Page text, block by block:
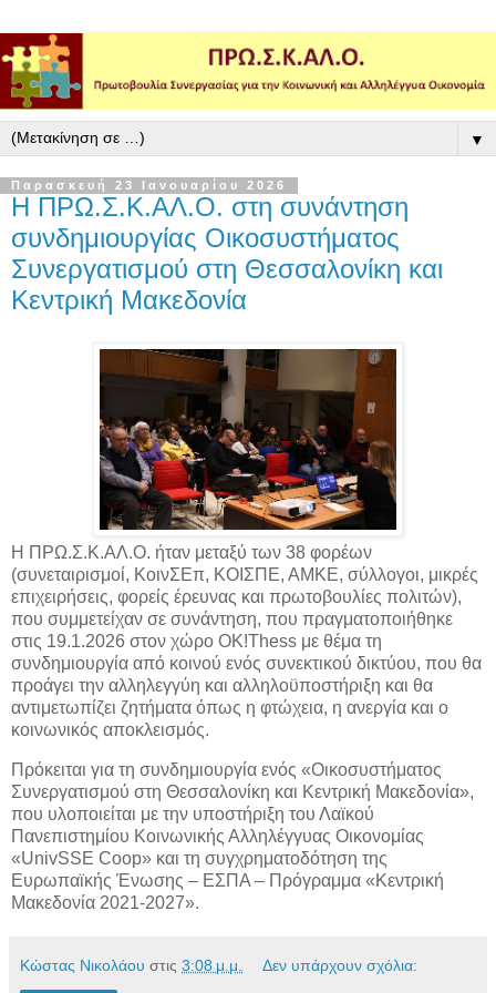
▼
Παρασκευή 23 Ιανουαρίου 2026
Η ΠΡΩ.Σ.Κ.ΑΛ.Ο. στη συνάντηση
συνδημιουργίας Οικοσυστήματος
Συνεργατισμού στη Θεσσαλονίκη και
Κεντρική Μακεδονία
Η ΠΡΩ.Σ.Κ.ΑΛ.Ο. ήταν μεταξύ των 38 φορέων
(συνεταιρισμοί, ΚοινΣΕπ, ΚΟΙΣΠΕ, ΑΜΚΕ, σύλλογοι, μικρές
επιχειρήσεις, φορείς έρευνας και πρωτοβουλίες πολιτών),
που συμμετείχαν σε συνάντηση, που πραγματοποιήθηκε
στις 19.1.2026 στον χώρο OK!Thess με θέμα τη
συνδημιουργία από κοινού ενός συνεκτικού δικτύου, που θα
προάγει την αλληλεγγύη και αλληλοϋποστήριξη και θα
αντιμετωπίζει ζητήματα όπως η φτώχεια, η ανεργία και ο
κοινωνικός αποκλεισμός.
Πρόκειται για τη συνδημιουργία ενός «Οικοσυστήματος
Συνεργατισμού στη Θεσσαλονίκη και Κεντρική Μακεδονία»,
που υλοποιείται με την υποστήριξη του Λαϊκού
Πανεπιστημίου Κοινωνικής Αλληλέγγυας Οικονομίας
«UnivSSE Coop» και τη συγχρηματοδότηση της
Ευρωπαϊκής Ένωσης – ΕΣΠΑ – Πρόγραμμα «Κεντρική
Μακεδονία 2021-2027».
Κώστας Νικολάου στις 3:08 μ.μ. Δεν υπάρχουν σχόλια: